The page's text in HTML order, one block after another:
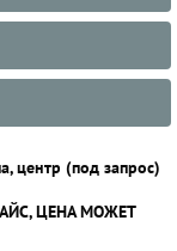
центр (под запрос)
ЦЕНА МОЖЕТ